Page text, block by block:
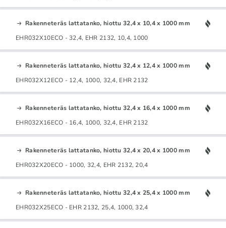
Rakenneteräs lattatanko, hiottu 32,4 x 10,4 x 1000 mm
EHR032X10ECO - 32,4, EHR 2132, 10,4, 1000
Rakenneteräs lattatanko, hiottu 32,4 x 12,4 x 1000 mm
EHR032X12ECO - 12,4, 1000, 32,4, EHR 2132
Rakenneteräs lattatanko, hiottu 32,4 x 16,4 x 1000 mm
EHR032X16ECO - 16,4, 1000, 32,4, EHR 2132
Rakenneteräs lattatanko, hiottu 32,4 x 20,4 x 1000 mm
EHR032X20ECO - 1000, 32,4, EHR 2132, 20,4
Rakenneteräs lattatanko, hiottu 32,4 x 25,4 x 1000 mm
EHR032X25ECO - EHR 2132, 25,4, 1000, 32,4